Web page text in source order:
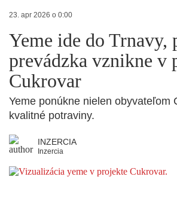
23. apr 2026 o 0:00
Yeme ide do Trnavy,
prevádzka vznikne v
Cukrovar
Yeme ponúkne nielen obyvateľom
kvalitné potraviny.
INZERCIA
Inzercia